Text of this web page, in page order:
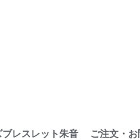
レスレット朱音 ご注文・